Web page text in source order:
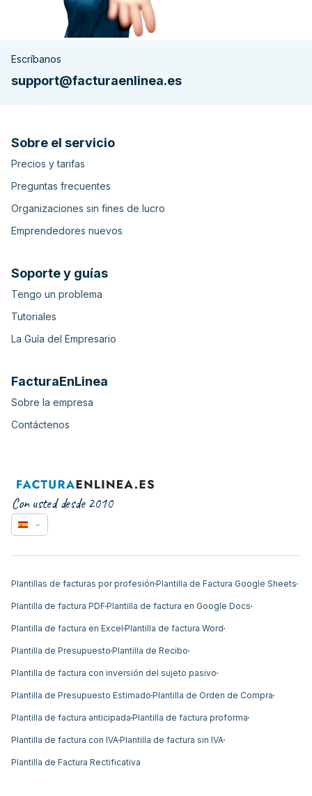
Escríbanos
support@facturaenlinea.es
Sobre el servicio
Precios y tarifas
Preguntas frecuentes
Organizaciones sin fines de lucro
Emprendedores nuevos
Soporte y guías
Tengo un problema
Tutoriales
La Guía del Empresario
FacturaEnLinea
Sobre la empresa
Contáctenos
Con usted desde 2010
Plantillas de facturas por profesión Plantilla de Factura Google Sheets
Plantilla de factura PDF Plantilla de factura en Google Docs
Plantilla de factura en Excel Plantilla de factura Word
Plantilla de Presupuesto Plantilla de Recibo
Plantilla de factura con inversión del sujeto pasivo
Plantilla de Presupuesto Estimado Plantilla de Orden de Compra
Plantilla de factura anticipada Plantilla de factura proforma
Plantilla de factura con IVAPlantilla de factura sin IVA
Plantilla de Factura Rectificativa